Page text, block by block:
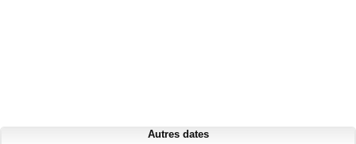
Autres dates